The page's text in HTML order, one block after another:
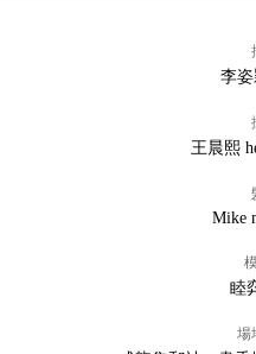
李
王晨熙
Mike
睦
場